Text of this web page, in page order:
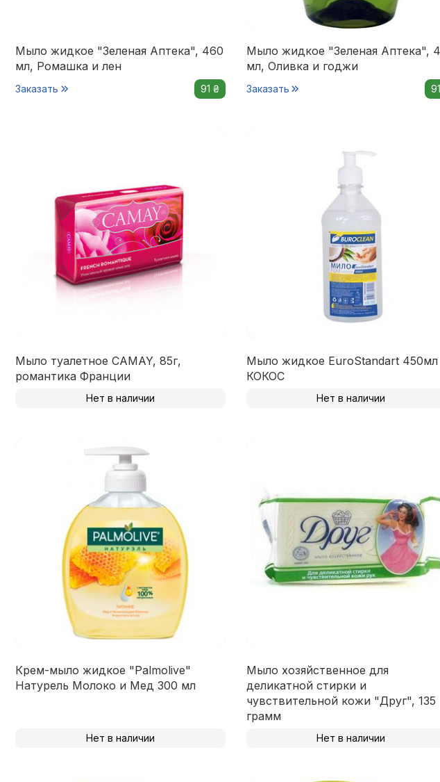
Мыло жидкое "Зеленая Аптека", 460
мл, Ромашка и лен
Заказать 91 ₴
Мыло жидкое "Зеленая Аптека",
мл, Оливка и годжи
Заказать
Мыло туалетное CAMAY, 85г,
романтика Франции
Нет в наличии
Мыло жидкое EuroStandart 450мл
КОКОС
Нет в наличии
Крем-мыло жидкое "Palmolive"
Натурель Молоко и Мед 300 мл
Нет в наличии
Мыло хозяйственное для
деликатной стирки и
чувствительной кожи "Друг", 135
грамм
Нет в наличии